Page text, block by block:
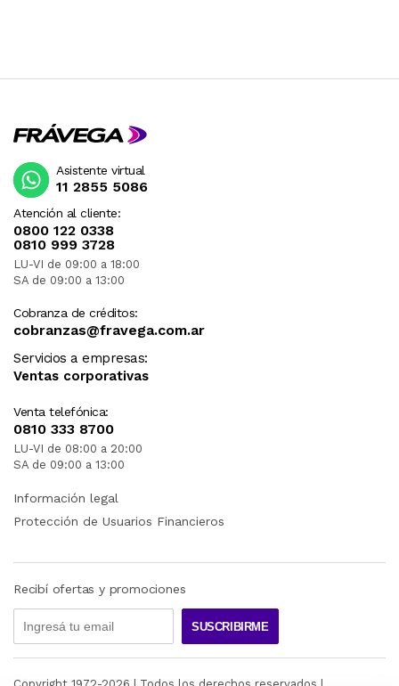
Atención al cliente:
0800 122 0338
0810 999 3728
LU-VI de 09:00 a 18:00
SA de 09:00 a 13:00
Cobranza de créditos:
cobranzas@fravega.com.ar
Servicios a empresas:
Ventas corporativas
Venta telefónica:
0810 333 8700
LU-VI de 08:00 a 20:00
SA de 09:00 a 13:00
Asistente virtual
11 2855 5086
Información legal
Protección de Usuarios Financieros
Recibí ofertas y promociones
SUSCRIBIRME